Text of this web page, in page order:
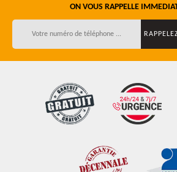
ON VOUS RAPPELLE